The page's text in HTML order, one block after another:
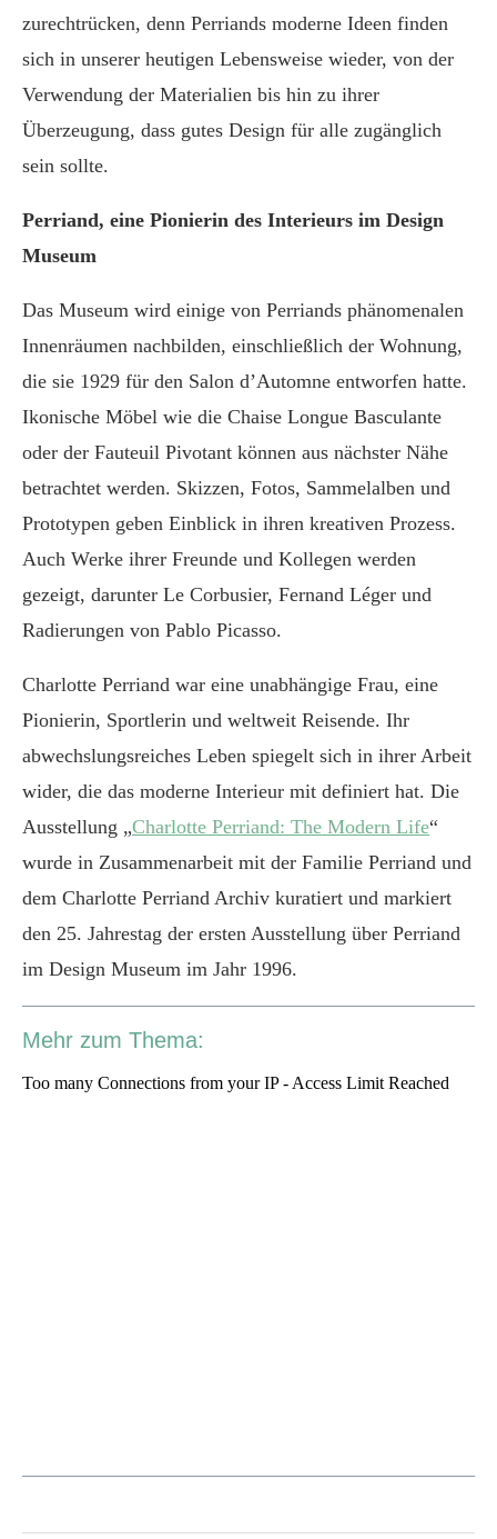
zurechtrücken, denn Perriands moderne Ideen finden
sich in unserer heutigen Lebensweise wieder, von der
Verwendung der Materialien bis hin zu ihrer
Überzeugung, dass gutes Design für alle zugänglich
sein sollte.
Perriand, eine Pionierin des Interieurs im Design
Museum
Das Museum wird einige von Perriands phänomenalen
Innenräumen nachbilden, einschließlich der Wohnung,
die sie 1929 für den Salon d’Automne entworfen hatte.
Ikonische Möbel wie die Chaise Longue Basculante
oder der Fauteuil Pivotant können aus nächster Nähe
betrachtet werden. Skizzen, Fotos, Sammelalben und
Prototypen geben Einblick in ihren kreativen Prozess.
Auch Werke ihrer Freunde und Kollegen werden
gezeigt, darunter Le Corbusier, Fernand Léger und
Radierungen von Pablo Picasso.
Charlotte Perriand war eine unabhängige Frau, eine
Pionierin, Sportlerin und weltweit Reisende. Ihr
abwechslungsreiches Leben spiegelt sich in ihrer Arbeit
wider, die das moderne Interieur mit definiert hat. Die
Ausstellung „Charlotte Perriand: The Modern Life“
wurde in Zusammenarbeit mit der Familie Perriand und
dem Charlotte Perriand Archiv kuratiert und markiert
den 25. Jahrestag der ersten Ausstellung über Perriand
im Design Museum im Jahr 1996.
Mehr zum Thema: